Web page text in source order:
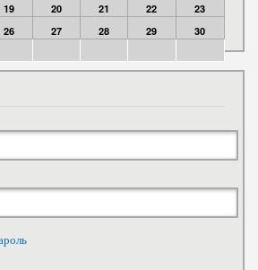
19 20 21 22
23
26 27 28 29
30